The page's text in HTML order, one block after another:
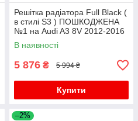
Решітка радіатора Full Black (
в стилі S3 ) ПОШКОДЖЕНА
№1 на Audi A3 8V 2012-2016
року
В наявності
5 876 ₴ 5 994 ₴
Купити
–2%